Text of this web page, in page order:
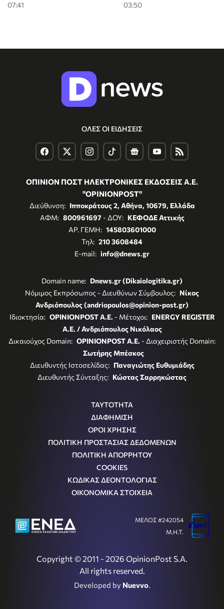
07:41
03:50
ΟΛΕΣ ΟΙ ΕΙΔΗΣΕΙΣ
ΟΠΙΝΙΟΝ ΠΟΣΤ ΗΛΕΚΤΡΟΝΙΚΕΣ ΕΚΔΟΣΕΙΣ Α.Ε.
"OPINIONPOST"
Διεύθυνση: Ιπποκράτους 2, Αθήνα, 10679, Ελλάδα
ΑΦΜ: 800961697- ΔΟΥ: ΚΕΦΟΔΕ Αττικής
ΑΡ. ΓΕΜΗ: 145803601000
Τηλ: 210 3608484
E-mail: info@dnews.gr
Domain name: Dnews.gr (Dikaiologitika.gr)
Νόμιμος Εκπρόσωπος - Διευθύνων Σύμβουλος: Νίκος
Ανδριόπουλος (andriopoulos@opinion-post.gr)
Ιδιοκτησία: OPINIONPOST A.E. - Μέτοχοι: ENERGY REGISTER
Α.Ε. / Ανδριόπουλος Νικόλαος
Δικαιούχος Domain: OPINIONPOST A.E. - Διαχειριστής Domain:
Σωτήρης Μπέσκος
Διευθυντής Ιστοσελίδας: Παναγιώτης Ευθυμιάδης
Διευθυντής Σύνταξης: Κώστας Σαρρηκώστας
ΤΑΥΤΟΤΗΤΑ
ΔΙΑΦΗΜΙΣΗ
ΟΡΟΙ ΧΡΗΣΗΣ
ΠΟΛΙΤΙΚΗ ΠΡΟΣΤΑΣΙΑΣ ΔΕΔΟΜΕΝΩΝ
ΠΟΛΙΤΙΚΗ ΑΠΟΡΡΗΤΟΥ
COOKIES
ΚΩΔΙΚΑΣ ΔΕΟΝΤΟΛΟΓΙΑΣ
ΟΙΚΟΝΟΜΙΚΑ ΣΤΟΙΧΕΙΑ
Copyright © 2011 - 2026 OpinionPost S.A.
All rights reserved.
Developed by Nuevvo.
ΜΕΛΟΣ #242054
Μ.Η.Τ.